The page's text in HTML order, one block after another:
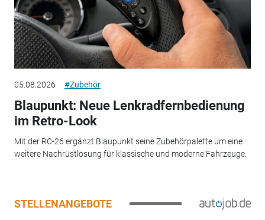
05.08.2026 #Zubehör
Blaupunkt: Neue Lenkradfernbedienung
im Retro-Look
Mit der RC-26 ergänzt Blaupunkt seine Zubehörpalette um eine
weitere Nachrüstlösung für klassische und moderne Fahrzeuge.
STELLENANGEBOTE